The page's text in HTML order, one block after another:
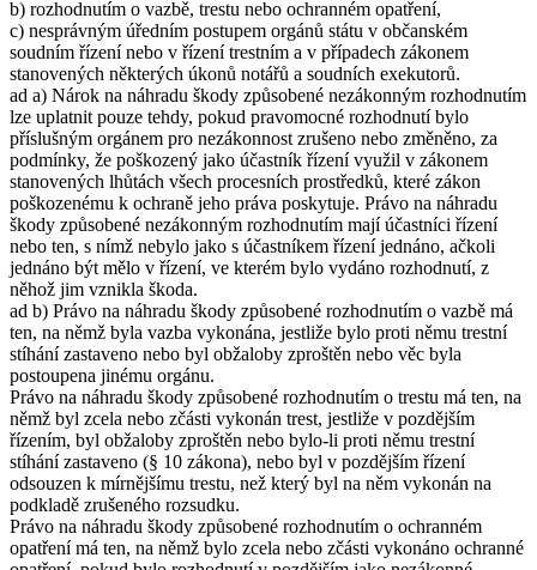
b) rozhodnutím o vazbě, trestu nebo ochranném opatření,
c) nesprávným úředním postupem orgánů státu v občanském
soudním řízení nebo v řízení trestním a v případech zákonem
stanovených některých úkonů notářů a soudních exekutorů.
ad a) Nárok na náhradu škody způsobené nezákonným rozhodnutím
lze uplatnit pouze tehdy, pokud pravomocné rozhodnutí bylo
příslušným orgánem pro nezákonnost zrušeno nebo změněno, za
podmínky, že poškozený jako účastník řízení využil v zákonem
stanovených lhůtách všech procesních prostředků, které zákon
poškozenému k ochraně jeho práva poskytuje. Právo na náhradu
škody způsobené nezákonným rozhodnutím mají účastníci řízení
nebo ten, s nímž nebylo jako s účastníkem řízení jednáno, ačkoli
jednáno být mělo v řízení, ve kterém bylo vydáno rozhodnutí, z
něhož jim vznikla škoda.
ad b) Právo na náhradu škody způsobené rozhodnutím o vazbě má
ten, na němž byla vazba vykonána, jestliže bylo proti němu trestní
stíhání zastaveno nebo byl obžaloby zproštěn nebo věc byla
postoupena jinému orgánu.
Právo na náhradu škody způsobené rozhodnutím o trestu má ten, na
němž byl zcela nebo zčásti vykonán trest, jestliže v pozdějším
řízením, byl obžaloby zproštěn nebo bylo-li proti němu trestní
stíhání zastaveno (§ 10 zákona), nebo byl v pozdějším řízení
odsouzen k mírnějšímu trestu, než který byl na něm vykonán na
podkladě zrušeného rozsudku.
Právo na náhradu škody způsobené rozhodnutím o ochranném
opatření má ten, na němž bylo zcela nebo zčásti vykonáno ochranné